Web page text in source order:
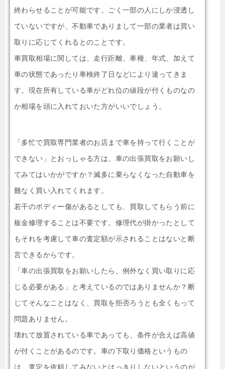
終わらせることが可能です。ごく一部の人にしか浸透し
ていないですが、不動車でありまして一部の業者は買い
取りに応じてくれるとのことです。
車買取相場に関しては、走行距離、車種、年式、加えて
車の状態であったり車検終了日などにより違ってきま
す。現在所有している車がどれ位の値段が付くものなの
か相場を頭に入れておいた方がいいでしょう。
「多忙で買取専門業者のお店まで車を持って行くことが
できない」とおっしゃる方は、車の出張買取をお願いし
てみてはいかがですか？滅多に乗らなくなった自動車を
難なく買い入れてくれます。
若干のボディー傷があるとしても、買取してもらう前に
板金修理することは不要です。修理代が掛かったとして
もそれを考慮して車の査定額が示されることはないと断
言できるからです。
「車の出張買取をお願いしたら、例外なく買い取りに応
じる必要がある」と考えているのではありませんか？断
じてそんなことはなく、買取を拒否ろうとも全くもって
問題ありません。
壊れて放置されている車であっても、条件が合えば高値
が付くことがあるのです。車の下取り価格というもの
は、査定を依頼してみないとはっきりしないというのが